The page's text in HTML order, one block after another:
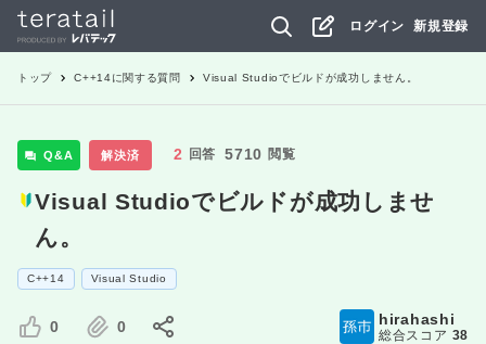
ログイン 新規登録
トップ C++14に関する質問 Visual Studioでビルドが成功しません。
Q&A 解決済 2 回答 5710 閲覧
Visual Studioでビルドが成功しませ
ん。
C++14 Visual Studio
0 0 hirahashi
総合スコア 38